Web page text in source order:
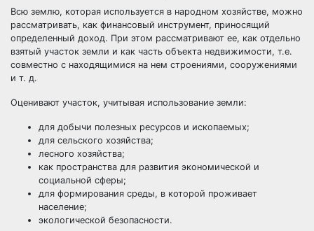
Всю землю, которая используется в народном хозяйстве, можно
рассматривать, как финансовый инструмент, приносящий
определенный доход. При этом рассматривают ее, как отдельно
взятый участок земли и как часть объекта недвижимости, т.е.
совместно с находящимися на нем строениями, сооружениями
и т. д.
Оценивают участок, учитывая использование земли:
для добычи полезных ресурсов и ископаемых;
для сельского хозяйства;
лесного хозяйства;
как пространства для развития экономической и
социальной сферы;
для формирования среды, в которой проживает
население;
экологической безопасности.